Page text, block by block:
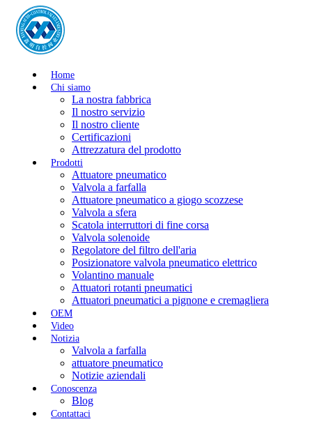
Home
Chi siamo
La nostra fabbrica
Il nostro servizio
Il nostro cliente
Certificazioni
Attrezzatura del prodotto
Prodotti
Attuatore pneumatico
Valvola a farfalla
Attuatore pneumatico a giogo scozzese
Valvola a sfera
Scatola interruttori di fine corsa
Valvola solenoide
Regolatore del filtro dell'aria
Posizionatore valvola pneumatico elettrico
Volantino manuale
Attuatori rotanti pneumatici
Attuatori pneumatici a pignone e cremagliera
OEM
Video
Notizia
Valvola a farfalla
attuatore pneumatico
Notizie aziendali
Conoscenza
Blog
Contattaci